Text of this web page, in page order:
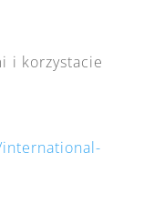
i korzystacie